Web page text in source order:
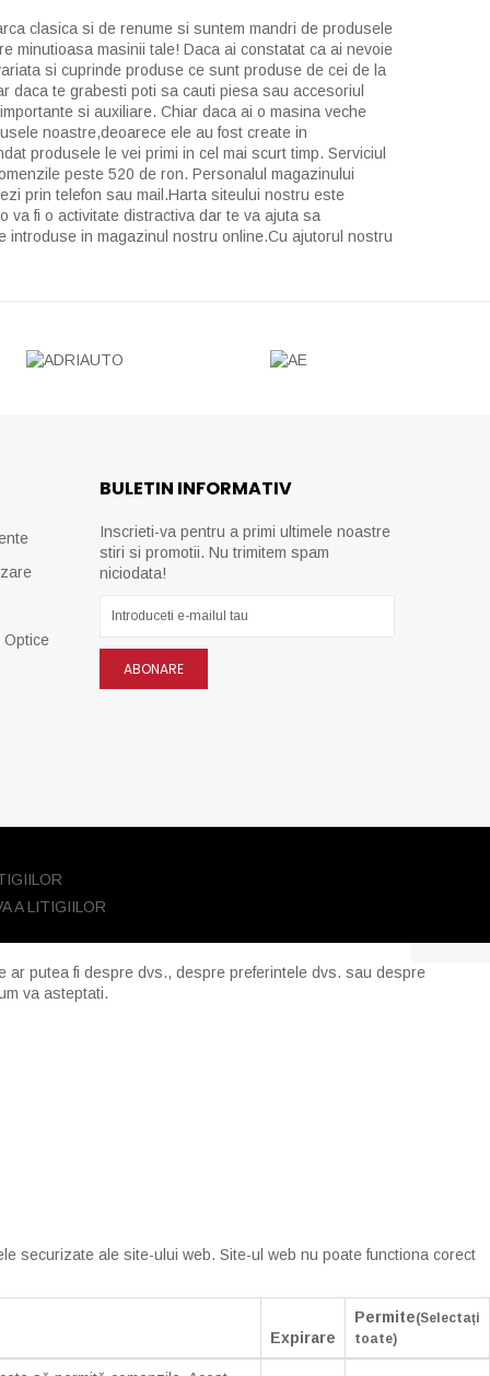
clasica si de renume si suntem mandri de produsele
minutioasa masinii tale! Daca ai constatat ca ai nevoie
si cuprinde produse ce sunt produse de cei de la
daca te grabesti poti sa cauti piesa sau accesoriul
si auxiliare. Chiar daca ai o masina veche
noastre,deoarece ele au fost create in
produsele le vei primi in cel mai scurt timp. Serviciul
peste 520 de ron. Personalul magazinului
prin telefon sau mail.Harta siteului nostru este
va fi o activitate distractiva dar te va ajuta sa
in magazinul nostru online.Cu ajutorul nostru
Optice
BULETIN INFORMATIV
Inscrieti-va pentru a primi ultimele noastre
stiri si promotii. Nu trimitem spam
niciodata!
ABONARE
ar putea fi despre dvs., despre preferintele dvs. sau despre
va asteptati.
securizate ale site-ului web. Site-ul web nu poate functiona corect
Expirare
Permite(Selectați
toate)